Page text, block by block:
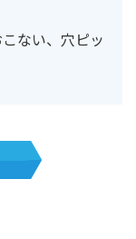
ない、穴ピッ